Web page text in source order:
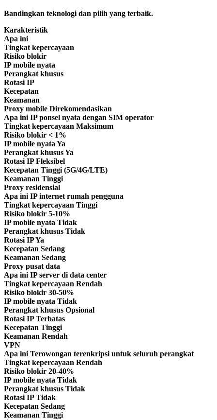
Bandingkan teknologi dan pilih yang terbaik.
Karakteristik
Apa ini
Tingkat kepercayaan
Risiko blokir
IP mobile nyata
Perangkat khusus
Rotasi IP
Kecepatan
Keamanan
Proxy mobile Direkomendasikan
Apa iniIP ponsel nyata dengan SIM operator
Tingkat kepercayaan Maksimum
Risiko blokir < 1%
IP mobile nyataYa
Perangkat khususYa
Rotasi IPFleksibel
Kecepatan Tinggi (5G/4G/LTE)
Keamanan Tinggi
Proxy residensial
Apa iniIP internet rumah pengguna
Tingkat kepercayaan Tinggi
Risiko blokir 5-10%
IP mobile nyata Tidak
Perangkat khusus Tidak
Rotasi IPYa
Kecepatan Sedang
Keamanan Sedang
Proxy pusat data
Apa iniIP server di data center
Tingkat kepercayaan Rendah
Risiko blokir 30-50%
IP mobile nyata Tidak
Perangkat khusus Opsional
Rotasi IPTerbatas
Kecepatan Tinggi
Keamanan Rendah
VPN
Apa iniTerowongan terenkripsi untuk seluruh perangkat
Tingkat kepercayaan Rendah
Risiko blokir 20-40%
IP mobile nyata Tidak
Perangkat khusus Tidak
Rotasi IPTidak
Kecepatan Sedang
Keamanan Tinggi